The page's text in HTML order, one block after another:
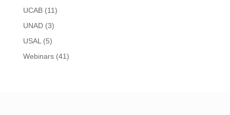
UCAB(11)
UNAD(3)
USAL (5)
Webinars(41)